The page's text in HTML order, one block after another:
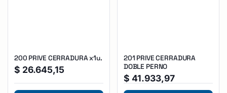
200 PRIVE CERRADURA x1u.
$ 26.645,15
201 PRIVE CERRADURA
DOBLE PERNO
$ 41.933,97